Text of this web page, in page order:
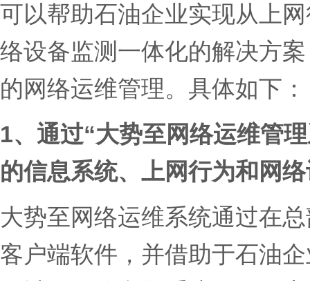
可以帮助石油企业实现从上
络设备监测一体化的解决方
的网络运维管理。具体如下：
1、 通过“大势至网络运维管
的信息系统、上网行为和网
大势至网络运维系统通过在
客户端软件，并借助于石油